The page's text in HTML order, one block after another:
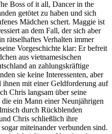
Boss of it all, Dancer in the
getötet zu haben und sich
Mädchen schert. Maggie ist
an dem Fall, der sich aber
rätselhaftes Verhalten immer
Vorgeschichte klar: Er befreit
aus vietnamesischen
an zahlungskräftige
sie keine Interessenten, aber
ihnen mit einer Geldforderung auf
Chris langsam über seine
ein Mann einer Neunjährigen
durch Rückblenden
Chris schließlich ihre
miteinander verbunden sind.